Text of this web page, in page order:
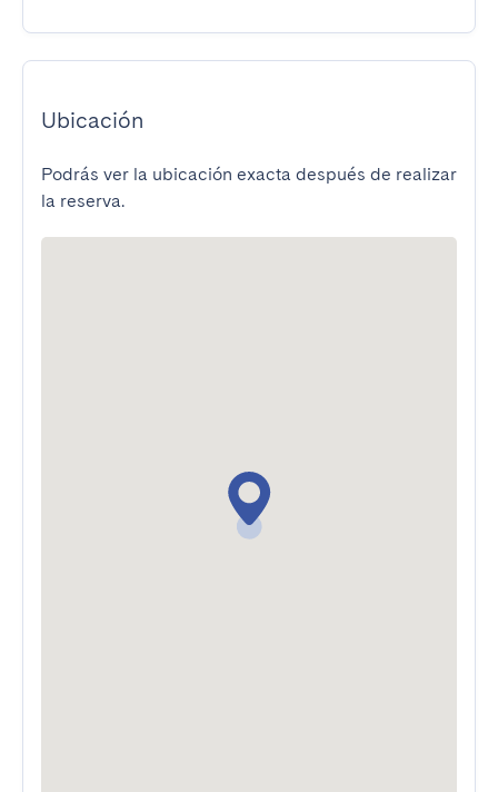
Ubicación
Podrás ver la ubicación exacta después de realizar
la reserva.